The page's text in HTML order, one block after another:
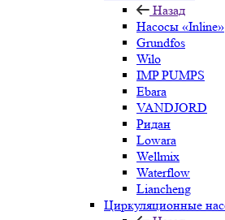
Назад
Насосы «Inline»
Grundfos
Wilo
IMP PUMPS
Ebara
VANDJORD
Ридан
Lowara
Wellmix
Waterflow
Liancheng
Циркуляционные